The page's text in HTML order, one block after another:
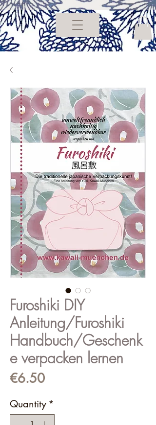
Furoshiki DIY
Anleitung/Furoshiki
Handbuch/Geschenk
e verpacken lernen
€6.50Price
Quantity *